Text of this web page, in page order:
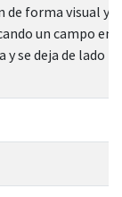
de forma visual ya
un campo en
y se deja de lado